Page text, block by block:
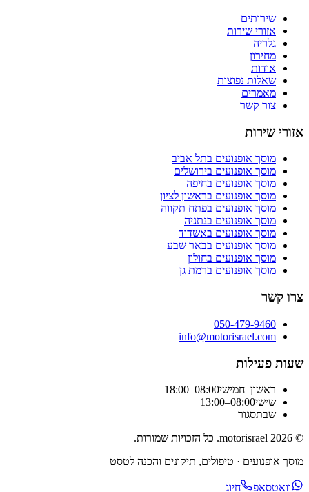
שירותים
אזורי שירות
גלריה
מחירון
אודות
שאלות נפוצות
מאמרים
צור קשר
אזורי שירות
מוסך אופנועים בתל אביב
מוסך אופנועים בירושלים
מוסך אופנועים בחיפה
מוסך אופנועים בראשון לציון
מוסך אופנועים בפתח תקווה
מוסך אופנועים בנתניה
מוסך אופנועים באשדוד
מוסך אופנועים בבאר שבע
מוסך אופנועים בחולון
מוסך אופנועים ברמת גן
צרו קשר
050-479-9460
info@motorisrael.com
שעות פעילות
ראשון–חמישי08:00–18:00
שישי08:00–13:00
שבתסגור
©
2026
motorisrael. כל הזכויות שמורות.
מוסך אופנועים · טיפולים, תיקונים והכנה לטסט
וואטסאפ חיוג